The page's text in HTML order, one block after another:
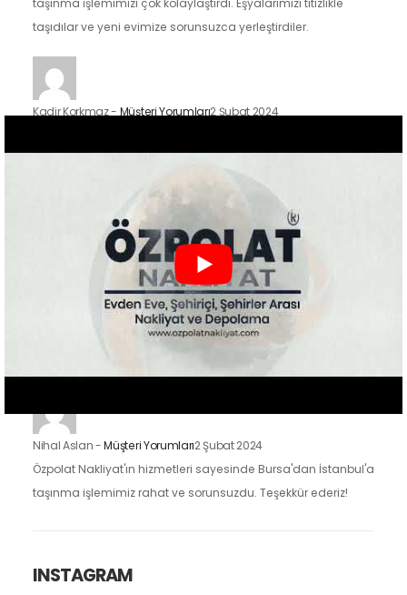
taşınma işlemimizi çok kolaylaştırdı. Eşyalarımızı titizlikle
taşıdılar ve yeni evimize sorunsuzca yerleştirdiler.
Kadir Korkmaz- Müşteri Yorumları2 Şubat 2024
-Müşteri Yorumları2 Şubat 2024
Özpolat Nakliyat ile çalışmak, Gaziantep'ten Ankara'ya
taşınma işlemimizi oldukça kolaylaştırdı. Eşyalarımızı dikkatle
Nihal Aslan-Müşteri Yorumları2 Şubat 2024
Özpolat Nakliyat'ın hizmetleri sayesinde Bursa'dan İstanbul'a
taşınma işlemimiz rahat ve sorunsuzdu. Teşekkür ederiz!
INSTAGRAM